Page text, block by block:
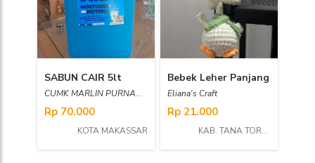
SABUN CAIR 5lt
CUMK MARLIN PURNAMASARI
Rp 70.000
KOTA MAKASSAR
Bebek Leher Panjang
Eliana's Craft
Rp 21.000
KAB. TANA TORAJA